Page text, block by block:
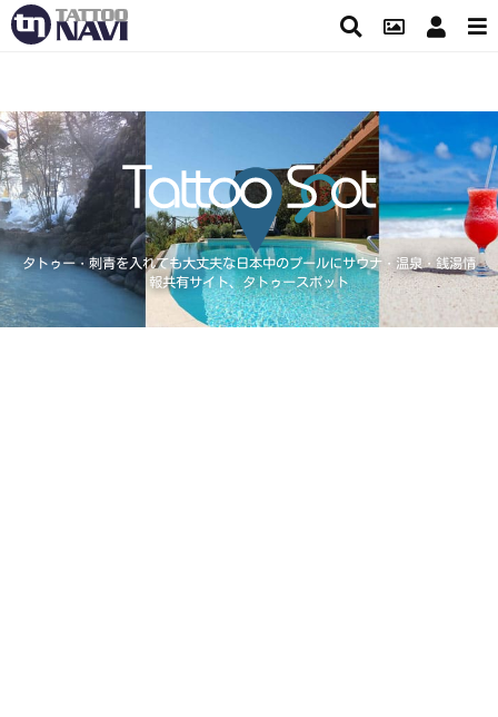
タトゥー・刺青を入れても大丈夫な日本中のプールにサウナ・温泉・銭湯情
報共有サイト、タトゥースポット